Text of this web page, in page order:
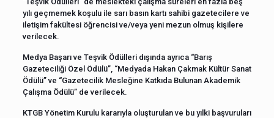
yılı geçmemek koşulu ile sarı basın kartı sahibi gazetecilere ve
iletişim fakültesi öğrencisi ve/veya yeni mezun olmuş kişilere
verilecek.
Medya Başarı ve Teşvik Ödülleri dışında ayrıca “Barış
Gazeteciliği Özel Ödülü”, “Medyada Hakan Çakmak Kültür Sanat
Ödülü” ve “Gazetecilik Mesleğine Katkıda Bulunan Akademik
Çalışma Ödülü” de verilecek.
KTGB Yönetim Kurulu kararıyla oluşturulan ve bu yılki başvuruları